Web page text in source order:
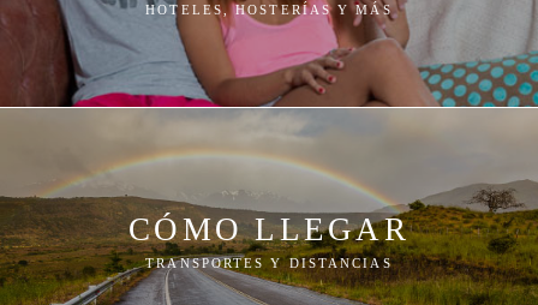
HOTELES, HOSTERÍAS Y MÁS
CÓMO LLEGAR
TRANSPORTES Y DISTANCIAS